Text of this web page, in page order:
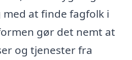
at finde fagfolk i
gør det nemt at
og tjenester fra